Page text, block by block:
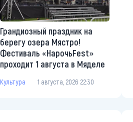
Грандиозный праздник на
берегу озера Мястро!
Фестиваль «НарочьFest»
проходит 1 августа в Мяделе
Культура 1 августа, 2026 22:30